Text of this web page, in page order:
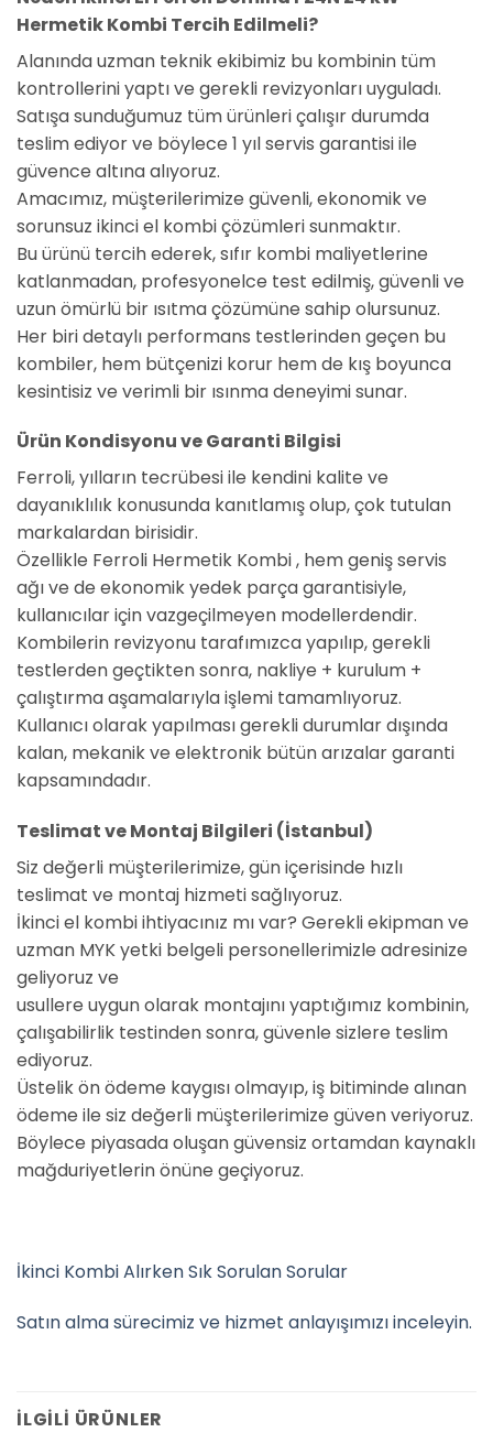
Hermetik Kombi Tercih Edilmeli?
Alanında uzman teknik ekibimiz bu kombinin tüm
kontrollerini yaptı ve gerekli revizyonları uyguladı.
Satışa sunduğumuz tüm ürünleri çalışır durumda
teslim ediyor ve böylece 1 yıl servis garantisi ile
güvence altına alıyoruz.
Amacımız, müşterilerimize güvenli, ekonomik ve
sorunsuz ikinci el kombi çözümleri sunmaktır.
Bu ürünü tercih ederek, sıfır kombi maliyetlerine
katlanmadan, profesyonelce test edilmiş, güvenli ve
uzun ömürlü bir ısıtma çözümüne sahip olursunuz.
Her biri detaylı performans testlerinden geçen bu
kombiler, hem bütçenizi korur hem de kış boyunca
kesintisiz ve verimli bir ısınma deneyimi sunar.
Ürün Kondisyonu ve Garanti Bilgisi
Ferroli, yılların tecrübesi ile kendini kalite ve
dayanıklılık konusunda kanıtlamış olup, çok tutulan
markalardan birisidir.
Özellikle Ferroli Hermetik Kombi , hem geniş servis
ağı ve de ekonomik yedek parça garantisiyle,
kullanıcılar için vazgeçilmeyen modellerdendir.
Kombilerin revizyonu tarafımızca yapılıp, gerekli
testlerden geçtikten sonra, nakliye + kurulum +
çalıştırma aşamalarıyla işlemi tamamlıyoruz.
Kullanıcı olarak yapılması gerekli durumlar dışında
kalan, mekanik ve elektronik bütün arızalar garanti
kapsamındadır.
Teslimat ve Montaj Bilgileri (İstanbul)
Siz değerli müşterilerimize, gün içerisinde hızlı
teslimat ve montaj hizmeti sağlıyoruz.
İkinci el kombi ihtiyacınız mı var? Gerekli ekipman ve
uzman MYK yetki belgeli personellerimizle adresinize
geliyoruz ve
usullere uygun olarak montajını yaptığımız kombinin,
çalışabilirlik testinden sonra, güvenle sizlere teslim
ediyoruz.
Üstelik ön ödeme kaygısı olmayıp, iş bitiminde alınan
ödeme ile siz değerli müşterilerimize güven veriyoruz.
Böylece piyasada oluşan güvensiz ortamdan kaynaklı
mağduriyetlerin önüne geçiyoruz.
İkinci Kombi Alırken Sık Sorulan Sorular
Satın alma sürecimiz ve hizmet anlayışımızı inceleyin.
İLGILI ÜRÜNLER